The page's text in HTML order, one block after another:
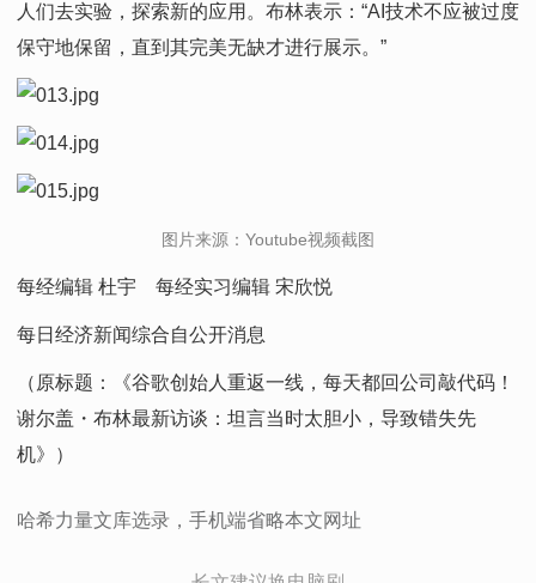
人们去实验，探索新的应用。布林表示：“AI技术不应被过度
保守地保留，直到其完美无缺才进行展示。”
图片来源：Youtube视频截图
每经编辑 杜宇 每经实习编辑 宋欣悦
每日经济新闻综合自公开消息
（原标题：《谷歌创始人重返一线，每天都回公司敲代码！
谢尔盖 ・ 布林最新访谈：坦言当时太胆小，导致错失先
机》）
哈希力量文库选录，手机端省略本文网址